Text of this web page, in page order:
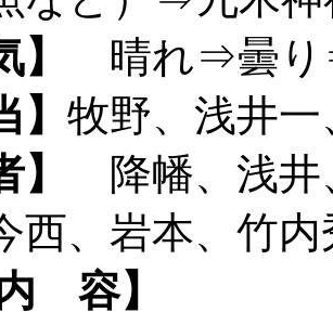
晴れ⇒曇
牧野、浅井
】
降幡、浅井
西、岩本、竹
内 容】